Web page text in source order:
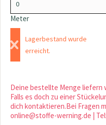
Meter
Lagerbestand wurde
erreicht.
Deine bestellte Menge liefern
Falls es doch zu einer
dich kontaktieren.Bei Fragen
online@stoffe-werning.de | Tel: